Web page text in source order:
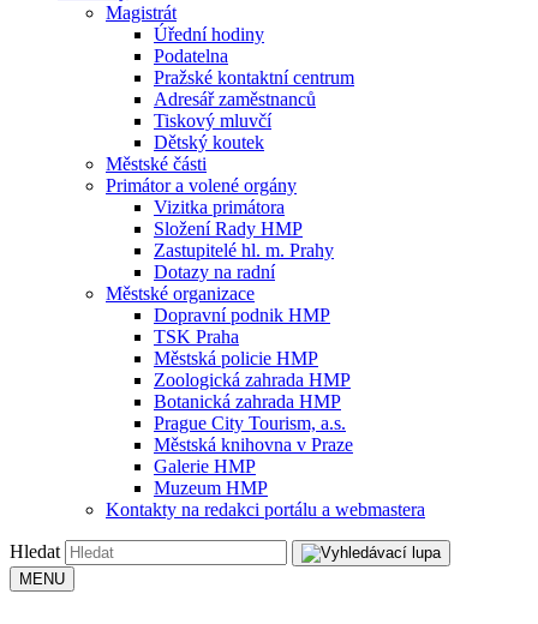
Magistrát
Úřední hodiny
Podatelna
Pražské kontaktní centrum
Adresář zaměstnanců
Tiskový mluvčí
Dětský koutek
Městské části
Primátor a volené orgány
Vizitka primátora
Složení Rady HMP
Zastupitelé hl. m. Prahy
Dotazy na radní
Městské organizace
Dopravní podnik HMP
TSK Praha
Městská policie HMP
Zoologická zahrada HMP
Botanická zahrada HMP
Prague City Tourism, a.s.
Městská knihovna v Praze
Galerie HMP
Muzeum HMP
Kontakty na redakci portálu a webmastera
Hledat
MENU